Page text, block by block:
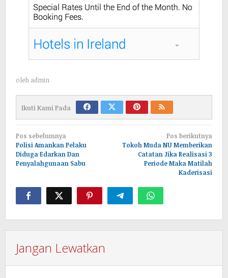
oleh admin
Ikuti Kami Pada
Navigasi
pos
Pos sebelumnya
Polisi Amankan Pelaku
Diduga Edarkan Dan
Penyalahgunaan Sabu
Pos berikutnya
Tokoh Muda NU Memberikan
Catatan Jika Realisasi 3
Periode Maka Matilah
Kaderisasi
Jangan Lewatkan